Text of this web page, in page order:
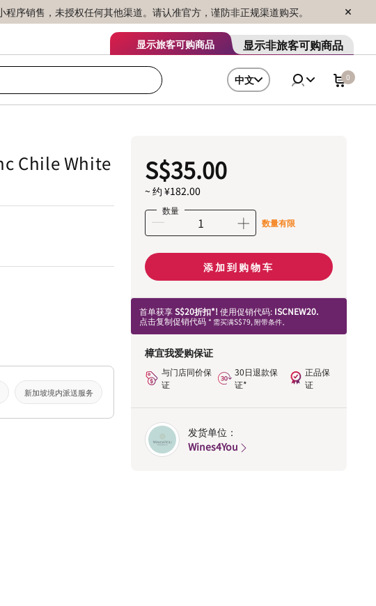
销售，未授权任何其他渠道。请认准官方，谨防非正规渠道购买。
显示旅客可购商品 显示非旅客可购商品
中文 0
Chile White
新加坡境内派送服务
S$35.00
~ 约 ¥182.00
数量
数量有限
添加到购物车
首单获享S$20折扣*! 使用促销代码: ISCNEW20.
点击复制促销代码 * 需买满S$79, 附带条件。
樟宜我爱购保证
与门店同价保
证
30日退款保
证*
正品保
证
发货单位：
Wines4You